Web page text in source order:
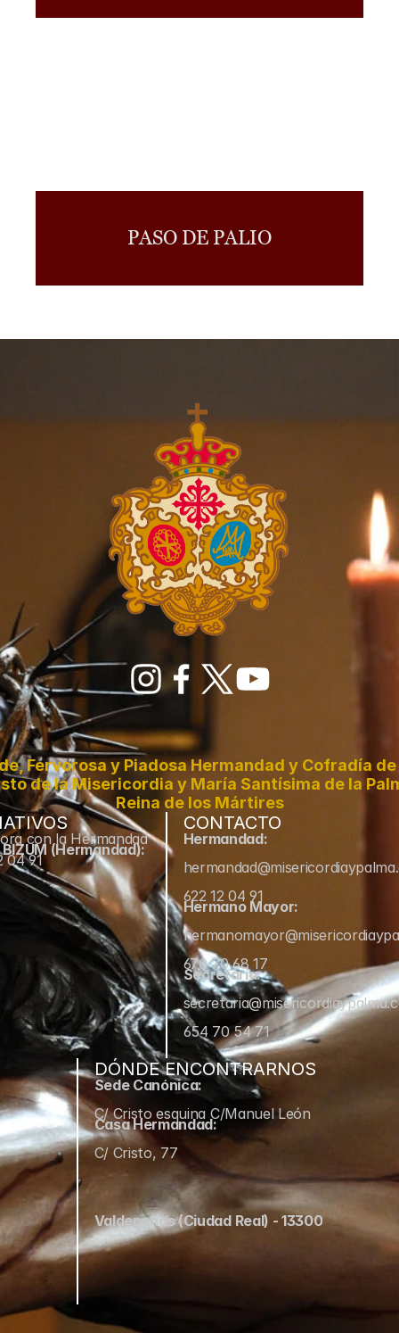
PASO DE PALIO
Fervorosa y Piadosa Hermandad y Cofradía
de la Misericordia y María Santísima de la
Reina de los Mártires
con la Hermandad
BIZUM (Hermandad):
04 91
CONTACTO
Hermandad:
622 12 04 91
Hermano Mayor:
670 70 68 17
Secretaría:
654 70 54 71
DÓNDE ENCONTRARNOS
Sede Canónica:
C/ Cristo esquina C/Manuel León
Casa Hermandad:
C/ Cristo, 77
Valdepeñas (Ciudad Real) - 13300